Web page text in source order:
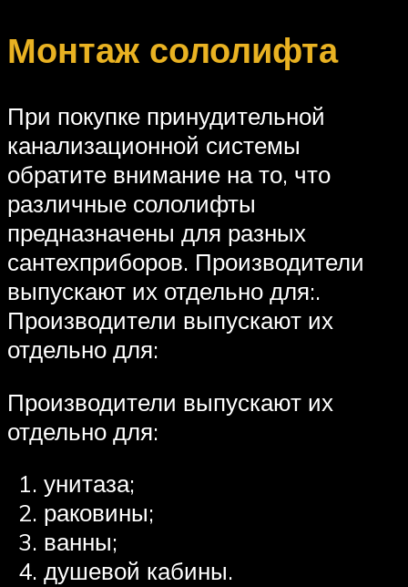
Монтаж сололифта
При покупке принудительной
канализационной системы
обратите внимание на то, что
различные сололифты
предназначены для разных
сантехприборов. Производители
выпускают их отдельно для:.
Производители выпускают их
отдельно для:
Производители выпускают их
отдельно для:
унитаза;
раковины;
ванны;
душевой кабины.